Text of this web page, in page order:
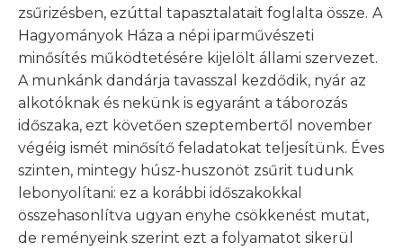
zsűrizésben, ezúttal tapasztalatait foglalta össze. A
Hagyományok Háza a népi iparművészeti
minősítés működtetésére kijelölt állami szervezet.
A munkánk dandárja tavasszal kezdődik, nyár az
alkotóknak és nekünk is egyaránt a táborozás
időszaka, ezt követően szeptembertől november
végéig ismét minősítő feladatokat teljesítünk. Éves
szinten, mintegy húsz-huszonöt zsűrit tudunk
lebonyolítani: ez a korábbi időszakokkal
összehasonlítva ugyan enyhe csökkenést mutat,
de reményeink szerint ezt a folyamatot sikerül